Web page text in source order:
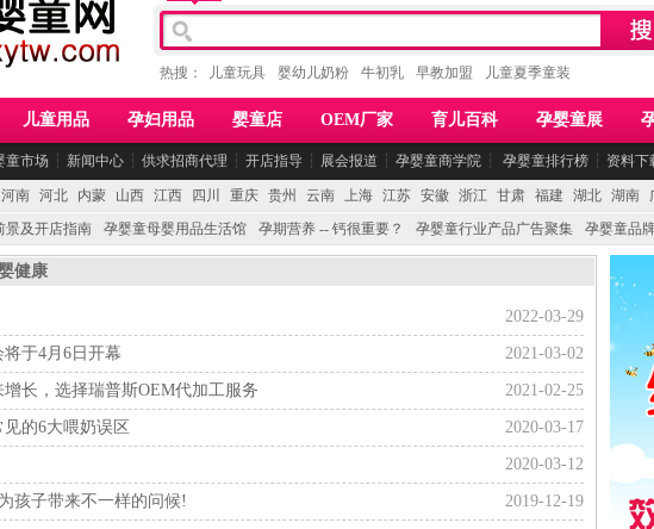
热搜： 儿童玩具 婴幼儿奶粉 牛初乳 早教加盟 儿童夏季童装
儿童用品 孕妇用品 婴童店 OEM厂家 育儿百科 孕婴童展
童市场 ┆ 新闻中心 ┆ 供求招商代理 ┆ 开店指导 ┆ 展会报道 ┆ 孕婴童商学院 ┆ 孕婴童排行榜 ┆ 资料下
河南 河北 内蒙 山西 江西 四川 重庆 贵州 云南 上海 江苏 安徽 浙江 甘肃 福建 湖北 湖南
景及开店指南 孕婴童母婴用品生活馆 孕期营养 -- 钙很重要？ 孕婴童行业产品广告聚集 孕婴童品
健康
2022-03-29
2021-03-02
于4月6日开幕
2021-02-25
长，选择瑞普斯OEM代加工服务
2020-03-17
的6大喂奶误区
2020-03-12
2019-12-19
孩子带来不一样的问候!